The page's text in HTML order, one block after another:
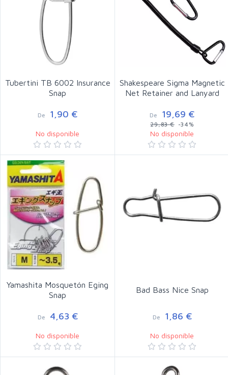
Tubertini TB 6002 Insurance
Snap
De 1,90 €
No disponible
Shakespeare Sigma Magnetic
Net Retainer and Lanyard
De 19,69 €
29,83 €-34%
No disponible
Yamashita Mosquetón Eging
Snap
De 4,63 €
No disponible
Bad Bass Nice Snap
De 1,86 €
No disponible